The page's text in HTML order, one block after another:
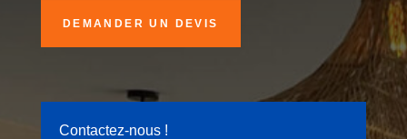
DEMANDER UN DEVIS
Contactez-nous !